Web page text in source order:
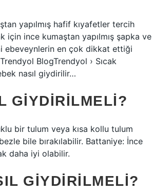
yapılmış hafif kıyafetler tercih
ince kumaştan yapılmış şapka ve
ebeveynlerin en çok dikkat ettiği
BlogTrendyol › Sıcak
nasıl giydirilir…
GIYDIRILMELI?
bir tulum veya kısa kollu tulum
bile bırakılabilir. Battaniye: İnce
daha iyi olabilir.
GIYDIRILMELI?